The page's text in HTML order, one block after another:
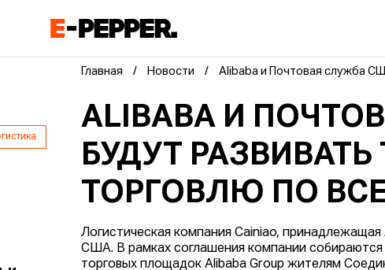
Главная Новости Alibaba и Почтовая служба
ALIBABA И
БУДУТ
ТОРГОВЛЮ ПО
Логистическая компания Cainiao,
США. В рамках соглашения компании собираются
торговых площадок Alibaba Group жителям